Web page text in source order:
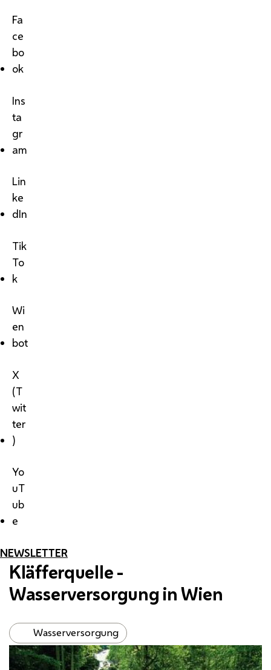
Fa
ce
bo
ok
Ins
ta
gr
am
Lin
ke
dIn
Tik
To
k
Wi
en
bot
X
(T
wit
ter
)
Yo
uT
ub
e
NEWSLETTER
Kläfferquelle -
Wasserversorgung in Wien
Wasserversorgung